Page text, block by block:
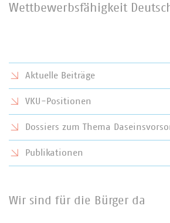
Wettbewerbsfähigkeit
Aktuelle Beiträge
VKU-Positionen
Dossiers zum Thema
Publikationen
Wir sind für die Bürger da